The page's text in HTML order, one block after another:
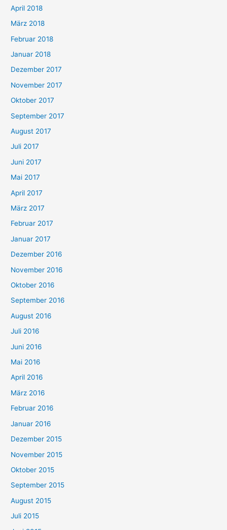
April 2018
März 2018
Februar 2018
Januar 2018
Dezember 2017
November 2017
Oktober 2017
September 2017
August 2017
Juli 2017
Juni 2017
Mai 2017
April 2017
März 2017
Februar 2017
Januar 2017
Dezember 2016
November 2016
Oktober 2016
September 2016
August 2016
Juli 2016
Juni 2016
Mai 2016
April 2016
März 2016
Februar 2016
Januar 2016
Dezember 2015
November 2015
Oktober 2015
September 2015
August 2015
Juli 2015